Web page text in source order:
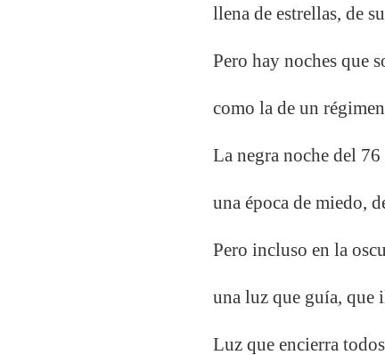
llena de estrellas, de
Pero hay noches que
como la de un
La negra noche del
una época de miedo,
Pero incluso en la
una luz que guía, que
Luz que encierra